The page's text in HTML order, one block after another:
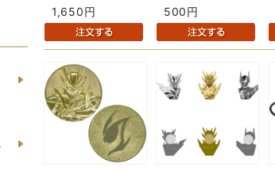
1,650円 500円